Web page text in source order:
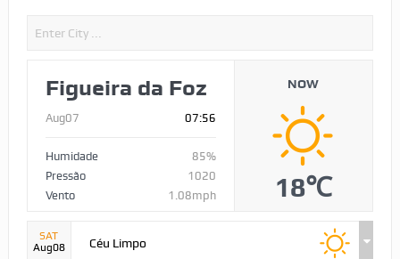
Figueira da Foz
Aug07 07:56
Humidade
85%
Pressão
1020
Vento
1.08mph
NOW
18℃
SAT
Aug08
Céu Limpo